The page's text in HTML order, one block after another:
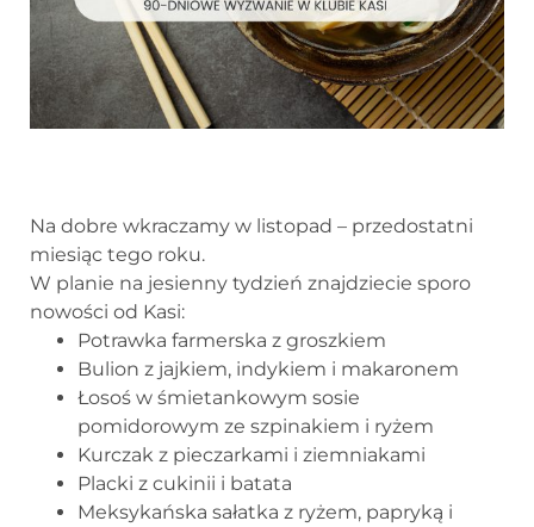
Na dobre wkraczamy w listopad – przedostatni
miesiąc tego roku.
W planie na jesienny tydzień znajdziecie sporo
nowości od Kasi:
Potrawka farmerska z groszkiem
Bulion z jajkiem, indykiem i makaronem
Łosoś w śmietankowym sosie
pomidorowym ze szpinakiem i ryżem
Kurczak z pieczarkami i ziemniakami
Placki z cukinii i batata
Meksykańska sałatka z ryżem, papryką i